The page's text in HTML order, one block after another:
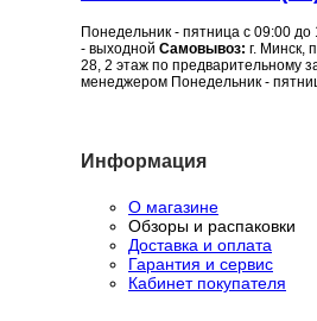
Понедельник - пятница с 09:00 до
- выходной Самовывоз: г. Минск,
28, 2 этаж по предварительному
менеджером Понедельник -
Информация
О магазине
Обзоры и распаковки
Доставка и оплата
Гарантия и сервис
Кабинет покупателя